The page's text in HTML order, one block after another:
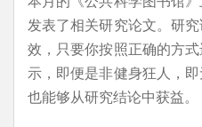
发表了相关研究论文。研
效，只要你按照正确的方
示，即便是非健身狂人，
也能够从研究结论中获益。